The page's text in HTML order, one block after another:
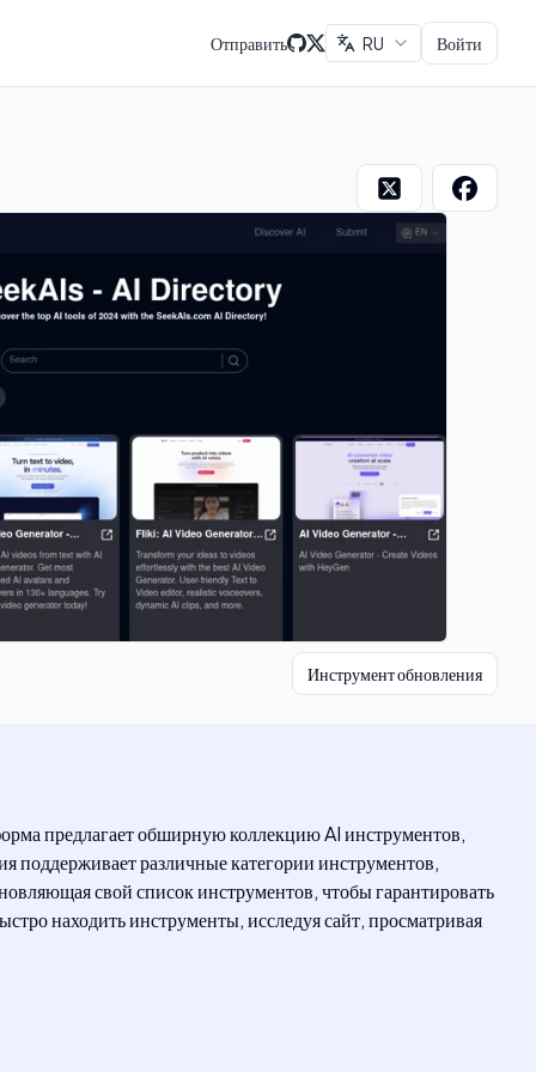
Отправить RU Войти
Инструмент обновления
предлагает обширную коллекцию AI инструментов,
поддерживает различные категории инструментов,
свой список инструментов, чтобы гарантировать
находить инструменты, исследуя сайт, просматривая